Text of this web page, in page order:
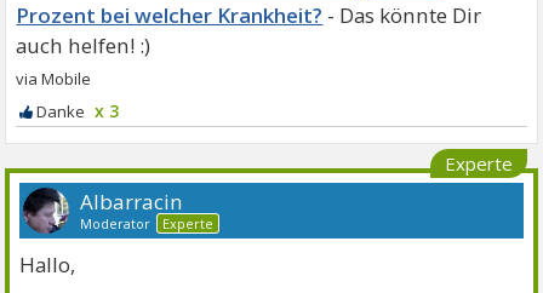
Prozent bei welcher Krankheit?
x 3
Experte
Albarracin
Moderator Experte
Hallo,